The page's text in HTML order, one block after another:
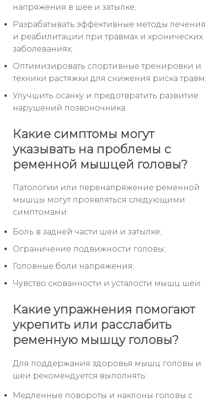
напряжения в шее и затылке;
Разрабатывать эффективные методы лечения
и реабилитации при травмах и хронических
заболеваниях;
Оптимизировать спортивные тренировки и
техники растяжки для снижения риска травм;
Улучшить осанку и предотвратить развитие
нарушений позвоночника.
Какие симптомы могут
указывать на проблемы с
ременной мышцей головы?
Патологии или перенапряжение ременной
мышцы могут проявляться следующими
симптомами:
Боль в задней части шеи и затылке;
Ограничение подвижности головы;
Головные боли напряжения;
Чувство скованности и усталости мышц шеи.
Какие упражнения помогают
укрепить или расслабить
ременную мышцу головы?
Для поддержания здоровья мышц головы и
шеи рекомендуется выполнять:
Медленные повороты и наклоны головы с